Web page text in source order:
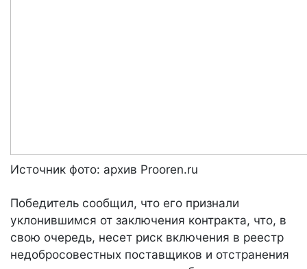
Источник фото: архив Prooren.ru
Победитель сообщил, что его признали
уклонившимся от заключения контракта, что, в
свою очередь, несет риск включения в реестр
недобросовестных поставщиков и отстранения